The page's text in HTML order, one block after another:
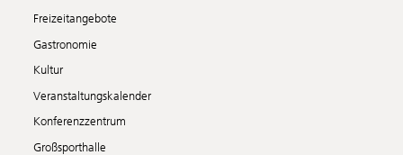
Freizeitangebote
Gastronomie
Kultur
Veranstaltungskalender
Konferenzzentrum
Großsporthalle